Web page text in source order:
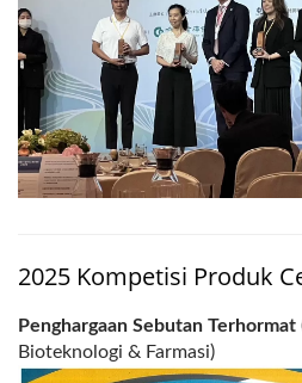
2025 Kompetisi Produk
Penghargaan Sebutan Terhormat
Bioteknologi & Farmasi)